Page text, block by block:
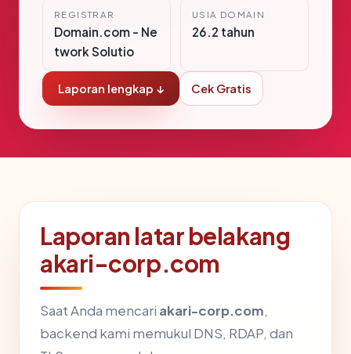
REGISTRAR
Domain.com - Ne
twork Solutio
USIA DOMAIN
26.2 tahun
Laporan lengkap ↓ Cek Gratis
Laporan latar belakang
akari-corp.com
Saat Anda mencari akari-corp.com,
backend kami memukul DNS, RDAP, dan